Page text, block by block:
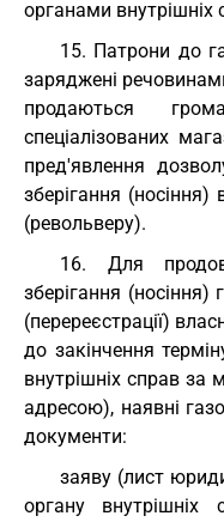
органами внутрішніх
15. Патрони до
заряджені
продаються
спеціалізованих
пред'явлення
зберігання (носіння)
(револьверу).
16. Для
зберігання (носіння)
(перереєстрації)
до закінчення
внутрішніх справ
адресою), наявні
документи:
заяву (лист
органу